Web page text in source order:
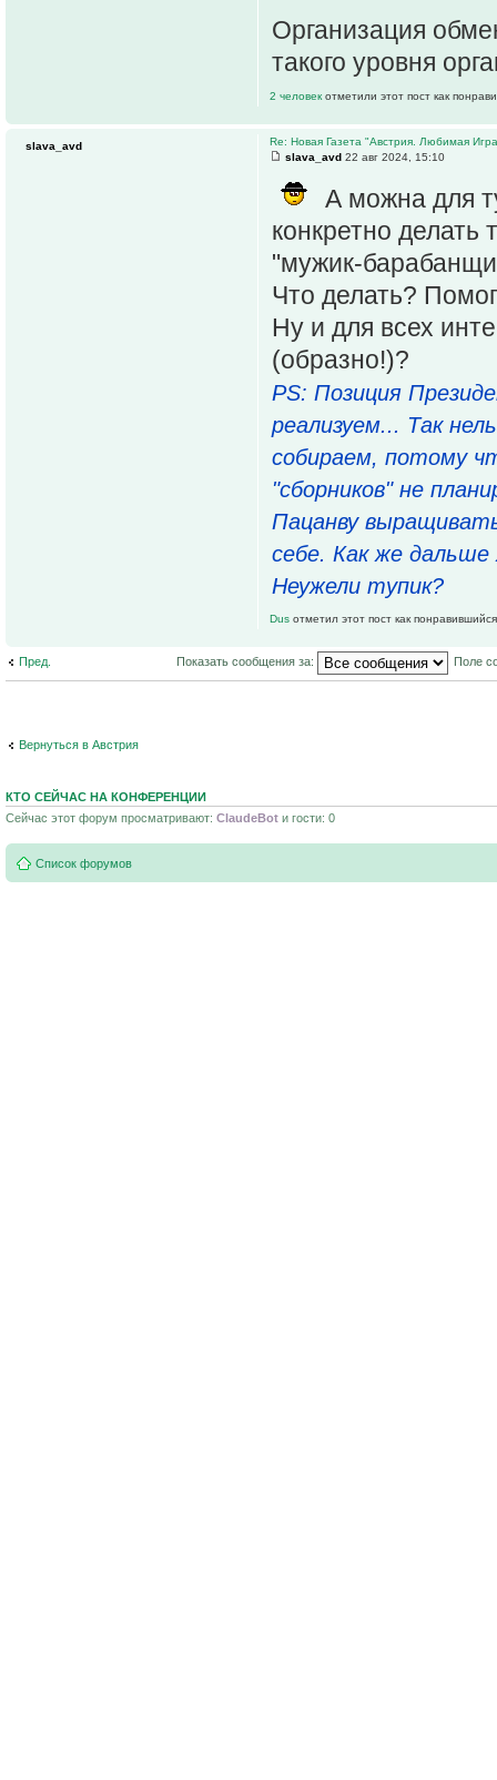
Организация
такого уровня
2 человек отметили этот пост как
Re: Новая Газета "Австрия. Любимая
slava_avd 22 авг 2024, 15:10
А можна для
конкретно
"мужик-
Что делать?
Ну и для всех
(образно!)?
PS: Позиция
реализуем... Так
собираем, потому
"сборников" не
Пацанву
себе. Как же
Неужели тупик?
Dus отметил этот пост как
slava_avd
Пред. Показать сообщения за: Поле
Вернуться в Австрия
КТО СЕЙЧАС НА КОНФЕРЕНЦИИ
Сейчас этот форум просматривают: ClaudeBot и гости: 0
Список форумов